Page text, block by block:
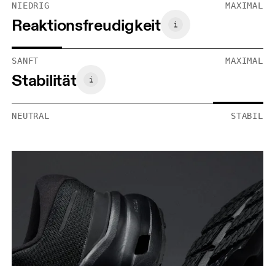
NIEDRIG MAXIMAL
Reaktionsfreudigkeit
SANFT MAXIMAL
Stabilität
NEUTRAL STABIL